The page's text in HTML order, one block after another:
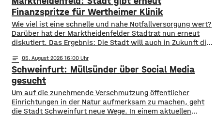
Nahverkehr unterwegs. ​Besonders deutlich zeigt sich
Finanzspritze für Wertheimer Klinik
​​Wie viel ist eine schnelle und nahe Notfallversorgung wert?
Darüber hat der Marktheidenfelder Stadtrat nun erneut
diskutiert. Das Ergebnis: Die Stadt will auch in Zukunft die
finanziell unterstützen. ​Über 31.000 Euro fließen in
diesem Jahr an den entsprechenden Förderverein des
Krankenhauses. Denn: Allein im letzten Jahr haben sich
120 Menschen aus Marktheidenfeld
notes 05. August 2026 16:00
Schweinfurt: Müllsünder über Social Media
gesucht
Um auf die zunehmende Verschmutzung öffentlicher
Einrichtungen in der Natur aufmerksam zu machen, geht
die Stadt Schweinfurt neue Wege. In einem aktuellen